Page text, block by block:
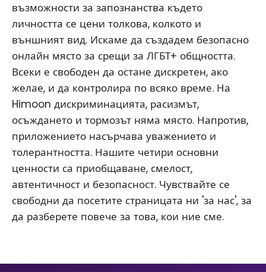
възможности за запознанства където
личността се цени толкова, колкото и
външният вид. Искаме да създадем безопасно
онлайн място за срещи за ЛГБТ+ общността.
Всеки е свободен да остане дискретен, ако
желае, и да контролира по всяко време. На
Himoon дискриминацията, расизмът,
осъждането и тормозът няма място. Напротив,
приложението насърчава уважението и
толерантността. Нашите четири основни
ценности са приобщаване, смелост,
автентичност и безопасност. Чувствайте се
свободни да посетите страницата ни 'за нас', за
да разберете повече за това, кои ние сме.